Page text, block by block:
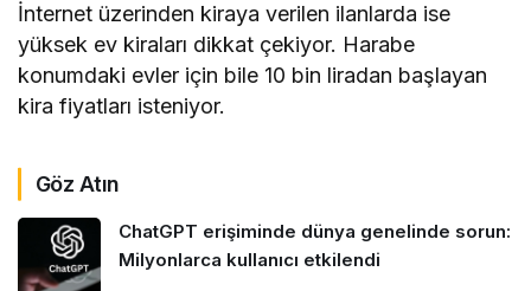
İnternet üzerinden kiraya verilen ilanlarda ise
yüksek ev kiraları dikkat çekiyor. Harabe
konumdaki evler için bile 10 bin liradan başlayan
kira fiyatları isteniyor.
Göz Atın
ChatGPT erişiminde dünya genelinde sorun:
Milyonlarca kullanıcı etkilendi